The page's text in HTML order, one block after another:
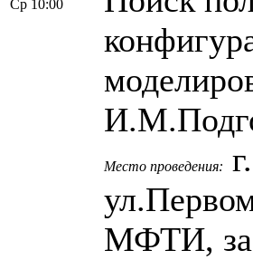
Ср 10:00
Место проведения:
МФТИ, за